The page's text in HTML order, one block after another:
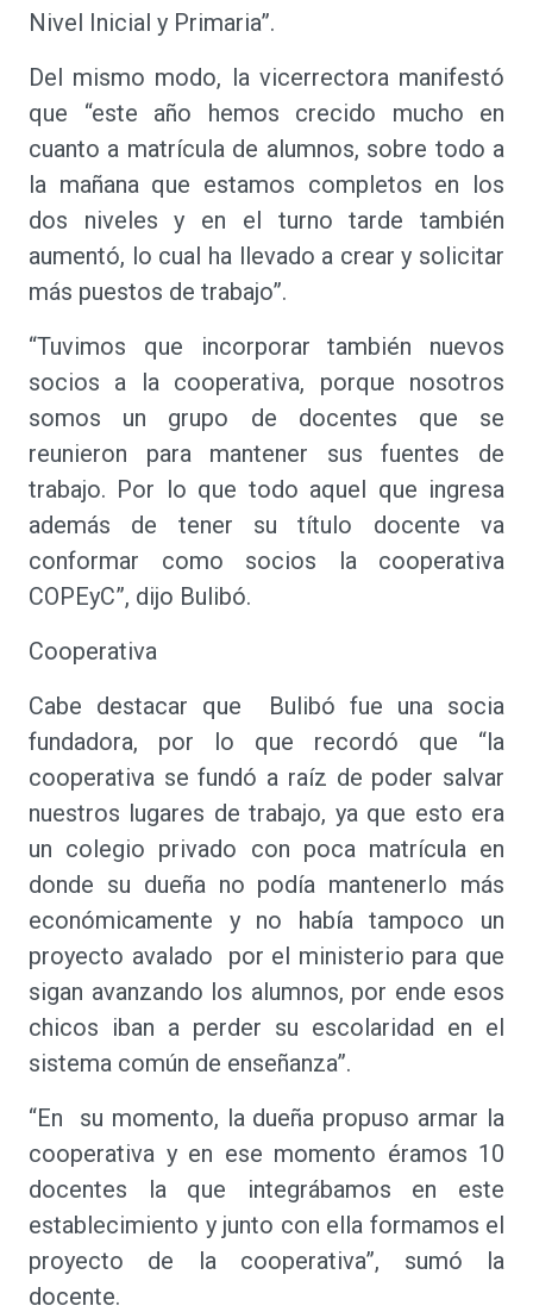
Nivel Inicial y Primaria”.
Del mismo modo, la vicerrectora manifestó
que “este año hemos crecido mucho en
cuanto a matrícula de alumnos, sobre todo a
la mañana que estamos completos en los
dos niveles y en el turno tarde también
aumentó, lo cual ha llevado a crear y solicitar
más puestos de trabajo”.
“Tuvimos que incorporar también nuevos
socios a la cooperativa, porque nosotros
somos un grupo de docentes que se
reunieron para mantener sus fuentes de
trabajo. Por lo que todo aquel que ingresa
además de tener su título docente va
conformar como socios la cooperativa
COPEyC”, dijo Bulibó.
Cooperativa
Cabe destacar que Bulibó fue una socia
fundadora, por lo que recordó que “la
cooperativa se fundó a raíz de poder salvar
nuestros lugares de trabajo, ya que esto era
un colegio privado con poca matrícula en
donde su dueña no podía mantenerlo más
económicamente y no había tampoco un
proyecto avalado por el ministerio para que
sigan avanzando los alumnos, por ende esos
chicos iban a perder su escolaridad en el
sistema común de enseñanza”.
“En su momento, la dueña propuso armar la
cooperativa y en ese momento éramos 10
docentes la que integrábamos en este
establecimiento y junto con ella formamos el
proyecto de la cooperativa”, sumó la
docente.